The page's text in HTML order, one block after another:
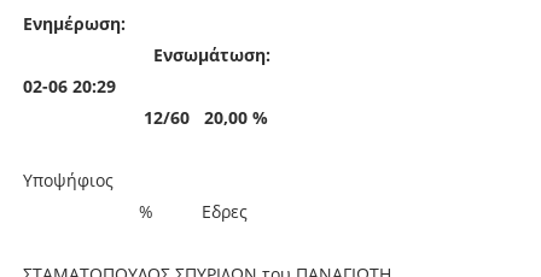
Ενημέρωση:
Ενσωμάτωση:
02-06 20:29
12/60 20,00 %
Υποψήφιος
%
Εδρες